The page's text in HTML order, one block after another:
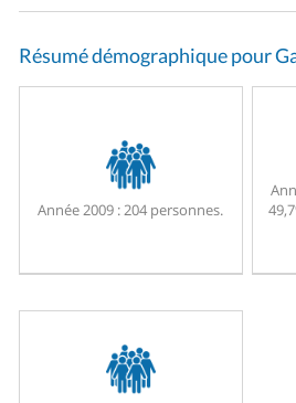
Résumé démographique pour
Année 2009 :204 personnes.